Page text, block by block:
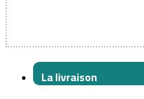
La livraison